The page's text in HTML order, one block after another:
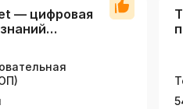
— цифровая